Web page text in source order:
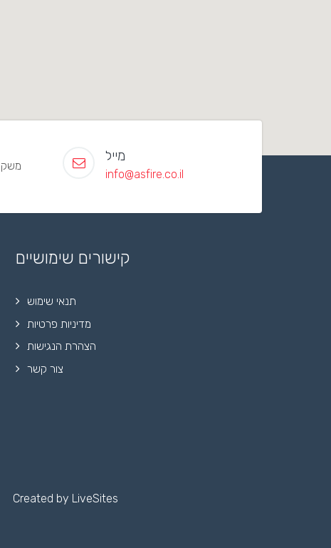
משק 119 מושב טירת יהודה
מייל
info@asfire.co.il
קישורים שימושיים
תנאי שימוש
מדיניות פרטיות
הצהרת הנגישות
צור קשר
Created by LiveSites